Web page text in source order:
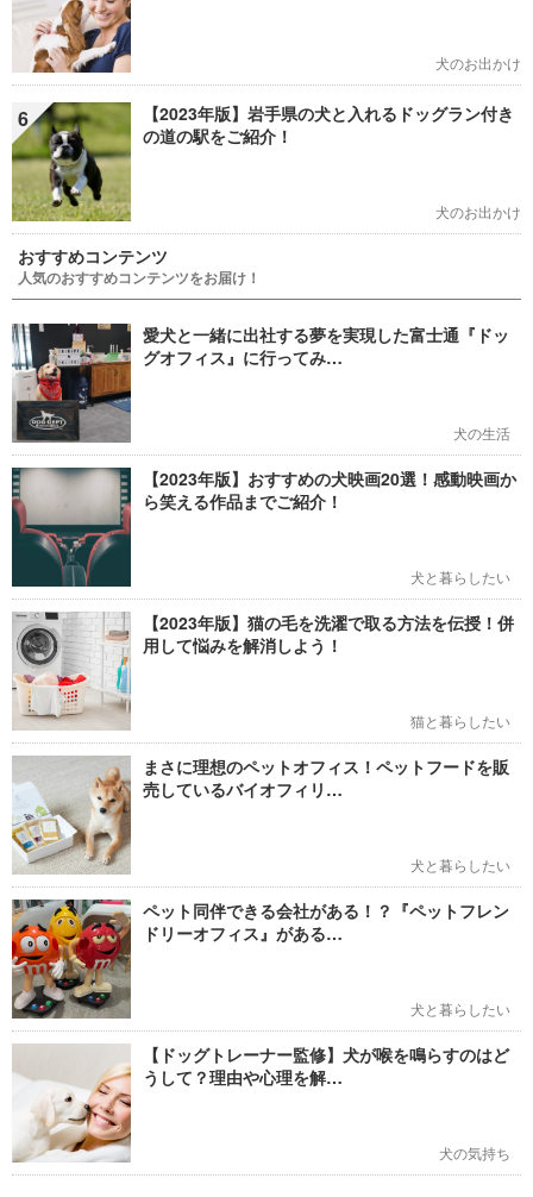
犬のお出かけ
6
【2023年版】岩手県の犬と入れるドッグラン付き
の道の駅をご紹介！
犬のお出かけ
おすすめコンテンツ
人気のおすすめコンテンツをお届け！
愛犬と一緒に出社する夢を実現した富士通『ドッ
グオフィス』に行ってみ…
犬の生活
【2023年版】おすすめの犬映画20選！感動映画か
ら笑える作品までご紹介！
犬と暮らしたい
【2023年版】猫の毛を洗濯で取る方法を伝授！併
用して悩みを解消しよう！
猫と暮らしたい
まさに理想のペットオフィス！ペットフードを販
売しているバイオフィリ…
犬と暮らしたい
ペット同伴できる会社がある！？『ペットフレン
ドリーオフィス』がある…
犬と暮らしたい
【ドッグトレーナー監修】犬が喉を鳴らすのはど
うして？理由や心理を解…
犬の気持ち